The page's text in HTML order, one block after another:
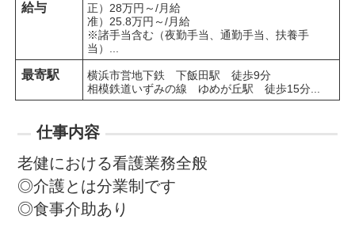
給与
正）28万円～/月給
准）25.8万円～/月給
※諸手当含む（夜勤手当、通勤手当、扶養手
当）...
最寄駅
横浜市営地下鉄　下飯田駅　徒歩9分
相模鉄道いずみの線　ゆめが丘駅　徒歩15分...
仕事内容
老健における看護業務全般
◎介護とは分業制です
◎食事介助あり